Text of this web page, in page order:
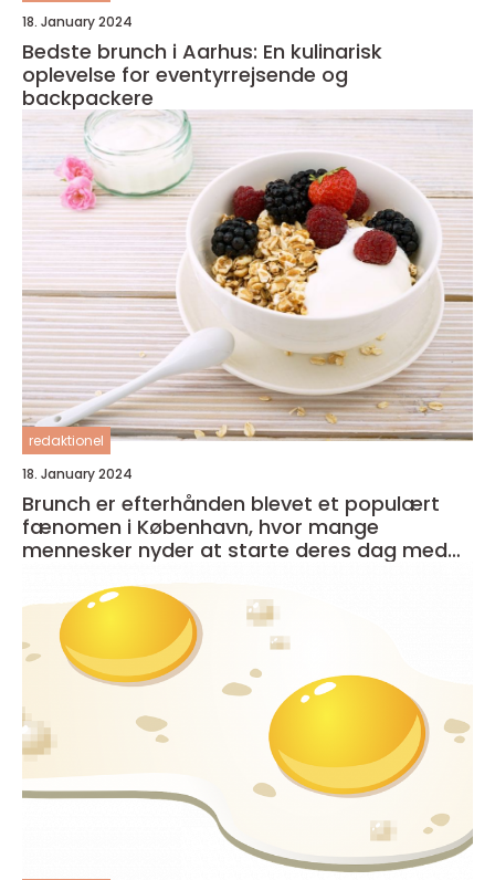
18. January 2024
Bedste brunch i Aarhus: En kulinarisk
oplevelse for eventyrrejsende og
backpackere
redaktionel
18. January 2024
Brunch er efterhånden blevet et populært
fænomen i København, hvor mange
mennesker nyder at starte deres dag med